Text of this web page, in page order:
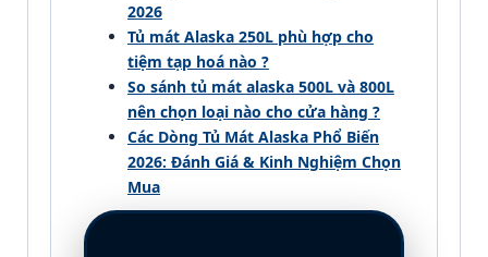
2026
Tủ mát Alaska 250L phù hợp cho
tiệm tạp hoá nào ?
So sánh tủ mát alaska 500L và 800L
nên chọn loại nào cho cửa hàng ?
Các Dòng Tủ Mát Alaska Phổ Biến
2026: Đánh Giá & Kinh Nghiệm Chọn
Mua